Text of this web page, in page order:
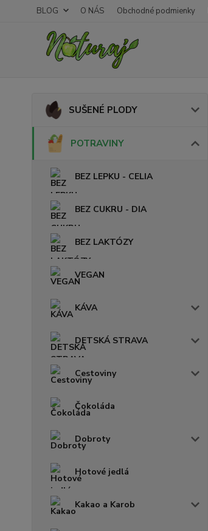
BLOG O NÁS Obchodné podmienky
SUŠENÉ PLODY
POTRAVINY
BEZ LEPKU - CELIA
BEZ CUKRU - DIA
BEZ LAKTÓZY
VEGAN
KÁVA
DETSKÁ STRAVA
Cestoviny
Čokoláda
Dobroty
Hotové jedlá
Kakao a Karob